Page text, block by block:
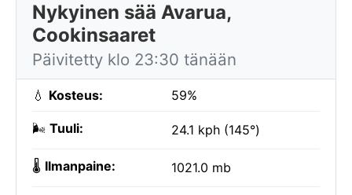
Nykyinen sää Avarua,
Cookinsaaret
Päivitetty klo 23:30 tänään
💧 Kosteus: 59%
🌬️ Tuuli: 24.1 kph (145°)
🌡️ Ilmanpaine: 1021.0 mb